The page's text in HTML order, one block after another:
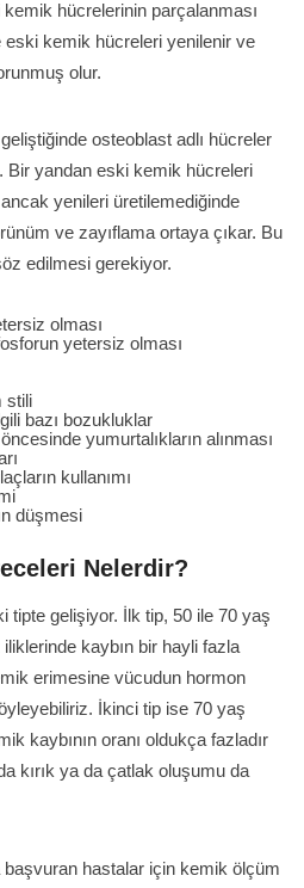
hücrelerinin parçalanması
kemik hücreleri yenilenir ve
olur.
osteoblast adlı hücreler
Bir yandan eski kemik hücreleri
yenileri üretilemediğinde
ve zayıflama ortaya çıkar. Bu
edilmesi gerekiyor.
olması
yetersiz olması
stili
bazı bozukluklar
yumurtalıkların alınması
kullanımı
düşmesi
Nelerdir?
tipte gelişiyor. İlk tip, 50 ile 70 yaş
kaybın bir hayli fazla
erimesine vücudun hormon
İkinci tip ise 70 yaş
kaybının oranı oldukça fazladır
kırık ya da çatlak oluşumu da
hastalar için kemik ölçüm